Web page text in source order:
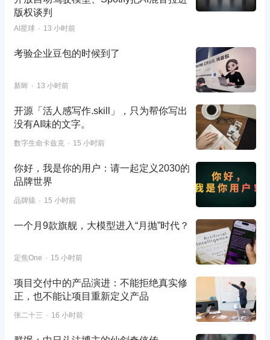
版权谈判
AI星球 13 小时前
考验企业豆包的时候到了
新眸 13 小时前
开源「活人感写作.skill」，只为帮你写出
没有AI味的文字。
数字生命卡兹克 15 小时前
你好，我是你的用户：请一起定义2030的
品牌世界
品牌猿 15 小时前
一个月9款旗舰，大模型进入“月抛”时代？
定焦One 15 小时前
项目交付中的产品演进：不能拒绝真实修
正，也不能让项目重新定义产品
张二十三 16 小时前